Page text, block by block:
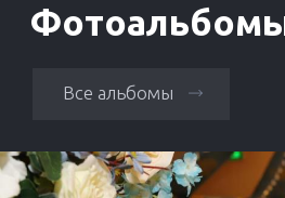
Все альбомы